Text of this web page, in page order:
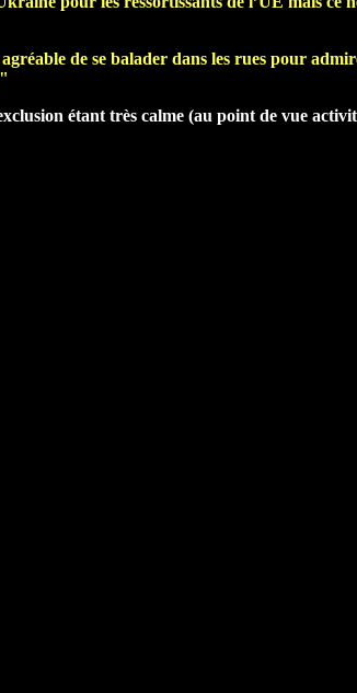
de se balader dans les rues pour
étant très calme (au point de vue